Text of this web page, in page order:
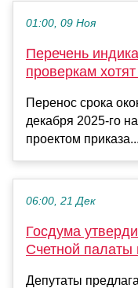
01:00, 09 Ноя
Перечень
проверкам
Перенос срока
декабря 2025-го
проектом
06:00, 21 Дек
Госдума
Счетной палаты
Депутаты